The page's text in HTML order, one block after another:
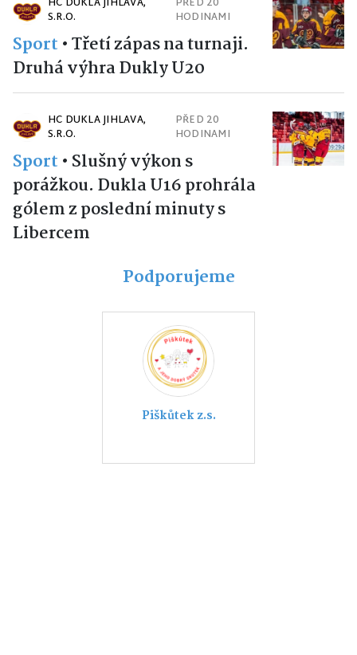
S.R.O.
HODINAMI
Sport •Třetí zápas na turnaji.
Druhá výhra Dukly U20
HC DUKLA JIHLAVA,
S.R.O.
PŘED 20
HODINAMI
Sport • Slušný výkon s
porážkou. Dukla U16 prohrála
gólem z poslední minuty s
Libercem
Podporujeme
Piškůtek z.s.